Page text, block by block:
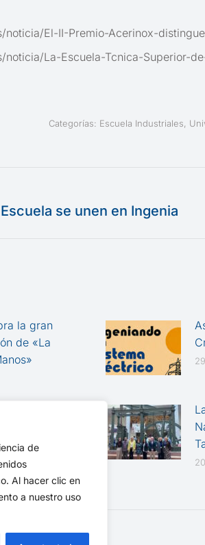
de
Al hacer clic en
a nuestro uso
El-II-Premio-Acerinox-
La-Escuela-Tcnica-Superior-
Categorías: Escuela Industriales,
se unen en Ingenia
la gran
de «La
a la